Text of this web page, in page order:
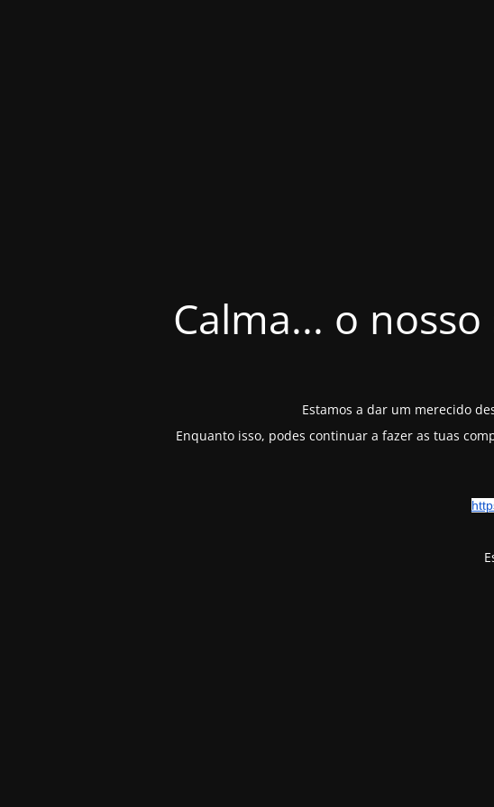
Calma... o
Estamos a dar um merecido
Enquanto isso, podes continuar a fazer as tuas